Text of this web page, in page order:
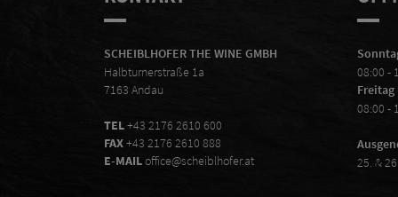
SCHEIBLHOFER THE WINE GMBH
Halbturnerstraße 1a
7163 Andau
TEL+43 2176 2610 600
FAX+43 2176 2610 888
E-MAILoffice@scheiblhofer.at
08:00 -
Freitag
08:00 -
25. &